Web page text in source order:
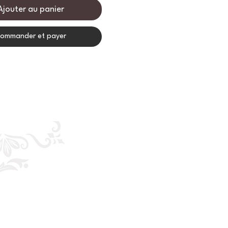
au panier
et payer